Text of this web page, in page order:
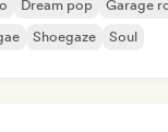
Dream pop Garage
Shoegaze Soul